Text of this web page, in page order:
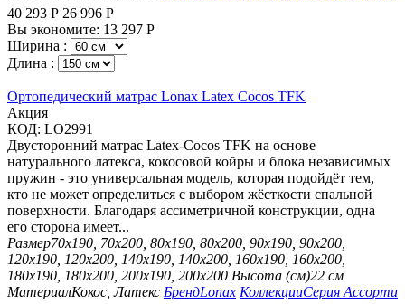
40 293 Р 26 996 Р
Вы экономите: 13 297 Р
Ширина :
Длина :
Ортопедический матрас Lonax Latex Cocos TFK
Aкция
КОД: LO2991
Двусторонний матрас Latex-Cocos TFK на основе
натурального латекса, кокосовой койры и блока независимых
пружин - это универсальная модель, которая подойдёт тем,
кто не может определиться с выбором жёсткости спальной
поверхности. Благодаря ассиметричной конструкции, одна
его сторона имеет...
Размер70х190, 70х200, 80х190, 80х200, 90х190, 90х200,
120х190, 120х200, 140х190, 140х200, 160х190, 160х200,
180х190, 180х200, 200х190, 200х200 Высота (см)22 см
МатериалКокос, Латекс БрендLonax КоллекцииСерия Ассорти